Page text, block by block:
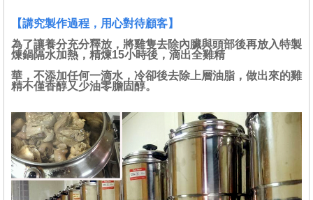
【講究製作過程，用心對待顧客】
為了讓養分充分釋放，將雞隻去除內臟與頭部後再放入特製
煉鍋隔水加熱，精煉15小時後，滴出全雞精
華，不添加任何一滴水，冷卻後去除上層油脂，做出來的雞
精不僅香醇又 少油零膽固醇。